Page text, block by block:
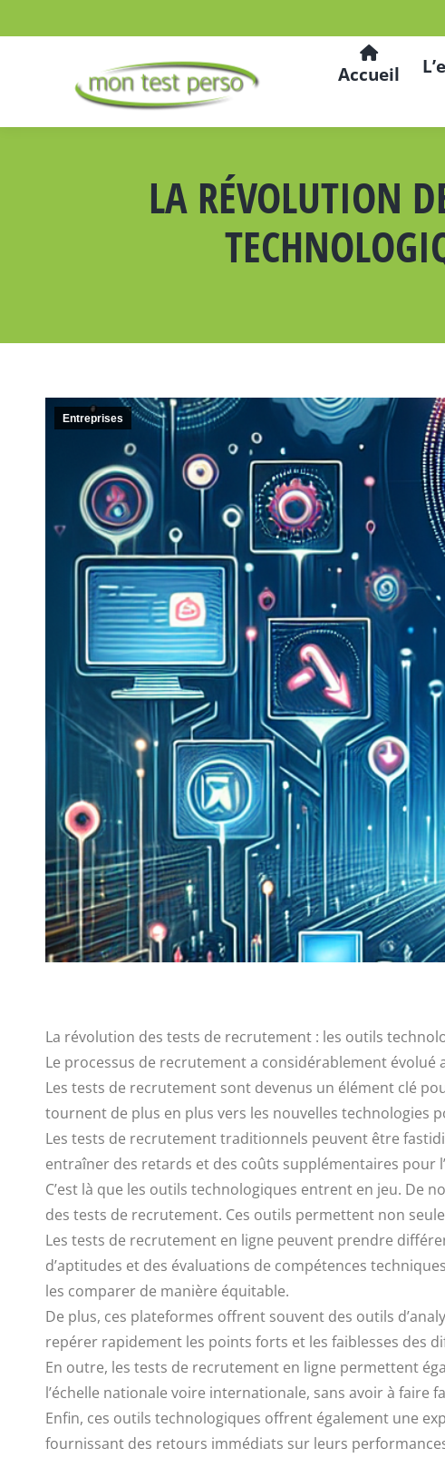
Accueil
LA RÉVOLUTION
Entreprises
La révolution des tests de recrutement : les outils
Le processus de recrutement a considérablement
Les tests de recrutement sont devenus un élément clé
tournent de plus en plus vers les nouvelles technologies
Les tests de recrutement traditionnels peuvent être
entraîner des retards et des coûts supplémentaires pour
C’est là que les outils technologiques entrent en jeu.
des tests de recrutement. Ces outils permettent non
Les tests de recrutement en ligne peuvent prendre
d’aptitudes et des évaluations de compétences
les comparer de manière équitable.
De plus, ces plateformes offrent souvent des outils
repérer rapidement les points forts et les faiblesses des
En outre, les tests de recrutement en ligne permettent
l’échelle nationale voire internationale, sans avoir à faire
Enfin, ces outils technologiques offrent également une
fournissant des retours immédiats sur leurs